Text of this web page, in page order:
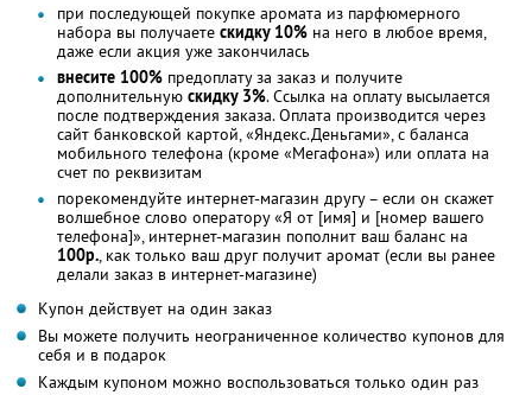
при последующей покупке аромата из парфюмерного
набора вы получаете скидку 10% на него в любое время,
даже если акция уже закончилась
внесите 100% предоплату за заказ и получите
дополнительную скидку 3%. Ссылка на оплату высылается
после подтверждения заказа. Оплата производится через
сайт банковской картой, «Яндекс.Деньгами», с баланса
мобильного телефона (кроме «Мегафона») или оплата на
счет по реквизитам
порекомендуйте интернет-магазин другу – если он скажет
волшебное слово оператору «Я от [имя] и [номер вашего
телефона]», интернет-магазин пополнит ваш баланс на
100р., как только ваш друг получит аромат (если вы ранее
делали заказ в интернет-магазине)
Купон действует на один заказ
Вы можете получить неограниченное количество купонов для
себя и в подарок
Каждым купоном можно воспользоваться только один раз